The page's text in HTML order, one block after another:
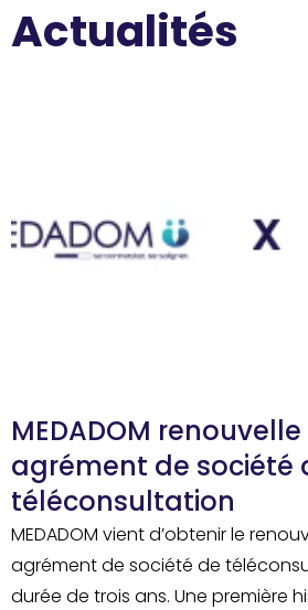
Actualités
MEDADOM
agrément de société
téléconsultation
MEDADOM vient d’obtenir le
agrément de société de
durée de trois ans. Une première